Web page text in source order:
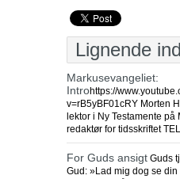
Lignende
Markusevangeliet:
Introhttps://
v=rB5yBF01cRY Morten
lektor i Ny Testamente
redaktør for tidsskriftet
For Guds ansigt Guds
Gud: »Lad mig dog se